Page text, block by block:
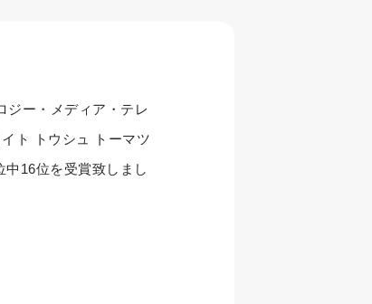
ジー・メディア・テレ
ト トウシュ トーマツ
16位を受賞致しまし